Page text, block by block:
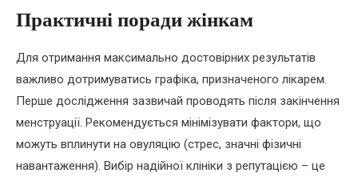
Практичні поради жінкам
Для отримання максимально достовірних результатів
важливо дотримуватись графіка, призначеного лікарем.
Перше дослідження зазвичай проводять після закінчення
менструації. Рекомендується мінімізувати фактори, що
можуть вплинути на овуляцію (стрес, значні фізичні
навантаження). Вибір надійної клініки з репутацією – це